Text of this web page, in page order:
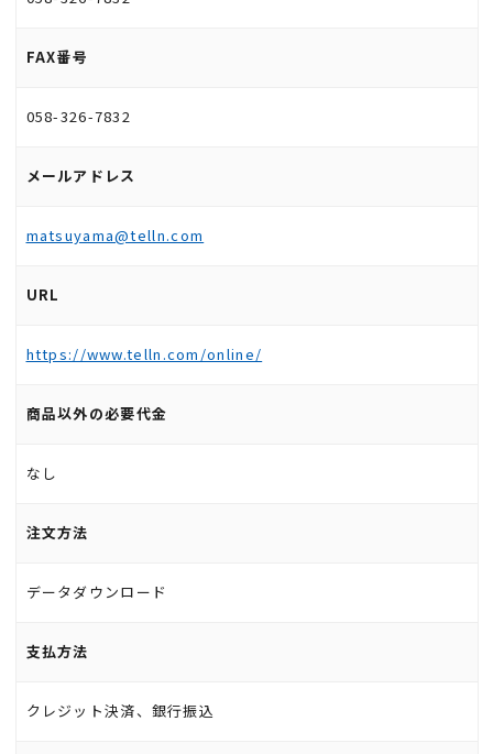
FAX番号
058-326-7832
メールアドレス
matsuyama@telln.com
URL
https://www.telln.com/online/
商品以外の必要代金
なし
注文方法
データダウンロード
支払方法
クレジット決済、銀行振込